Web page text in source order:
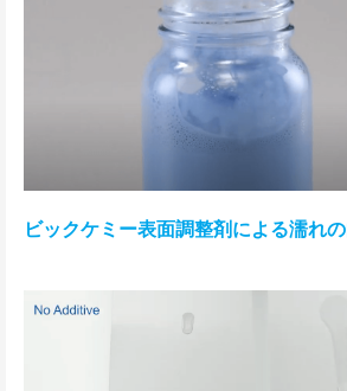
ビックケミー表面調整剤による濡れ